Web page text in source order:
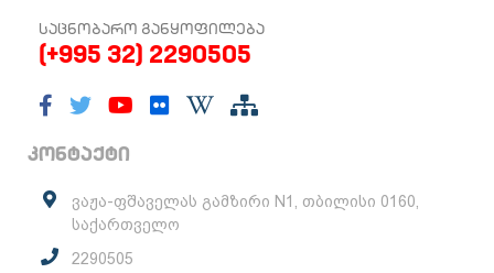
ᲡᲐᲪᲜᲝᲑᲐᲠᲝ ᲒᲐᲜᲧᲝᲤᲘᲚᲔᲑᲐ
(+995 32) 2290505
კონტაქტი
ვაჟა-ფშაველას გამზირი N1, თბილისი 0160,
საქართველო
2290505